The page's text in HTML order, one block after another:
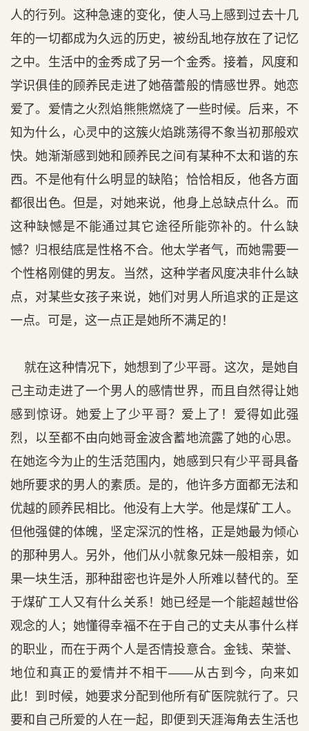
人的行列。这种急速的变化，使人马上感到过去十几
年的一切都成为久远的历史，被纷乱地存放在了记忆
之中。生活中的金秀成了另一个金秀。接着，风度和
学识俱佳的顾养民走进了她蓓蕾般的情感世界。她恋
爱了。爱情之火烈焰熊熊燃烧了一些时候。后来，不
知为什么，心灵中的这簇火焰跳荡得不象当初那般欢
快。她渐渐感到她和顾养民之间有某种不太和谐的东
西。不是他有什么明显的缺陷；恰恰相反，他各方面
都很出色。但是，对她来说，他身上总缺点什么。而
这种缺憾是不能通过其它途径所能弥补的。什么缺
憾？归根结底是性格不合。他太学者气，而她需要一
个性格刚健的男友。当然，这种学者风度决非什么缺
点，对某些女孩子来说，她们对男人所追求的正是这
一点。可是，这一点正是她所不满足的！
就在这种情况下，她想到了少平哥。这次，是她自
己主动走进了一个男人的感情世界，而且自然得让她
感到惊讶。她爱上了少平哥？爱上了！爱得如此强
烈，以至都不由向她哥金波含蓄地流露了她的心思。
在她迄今为止的生活范围内，她感到只有少平哥具备
她所要求的男人的素质。是的，他许多方面都无法和
优越的顾养民相比。他没有上大学。他是煤矿工人。
但他强健的体魄，坚定深沉的性格，正是她最为倾心
的那种男人。另外，他们从小就象兄妹一般相亲，如
果一块生活，那种甜密也许是外人所难以替代的。至
于煤矿工人又有什么关系！她已经是一个能超越世俗
观念的人；她懂得幸福不在于自己的丈夫从事什么样
的职业，而在于两个人是否情投意合。金钱、荣誉、
地位和真正的爱情并不相干——从古到今，向来如
此！到时候，她要求分配到他所有矿医院就行了。只
要和自己所爱的人在一起，即便到天涯海角去生活也